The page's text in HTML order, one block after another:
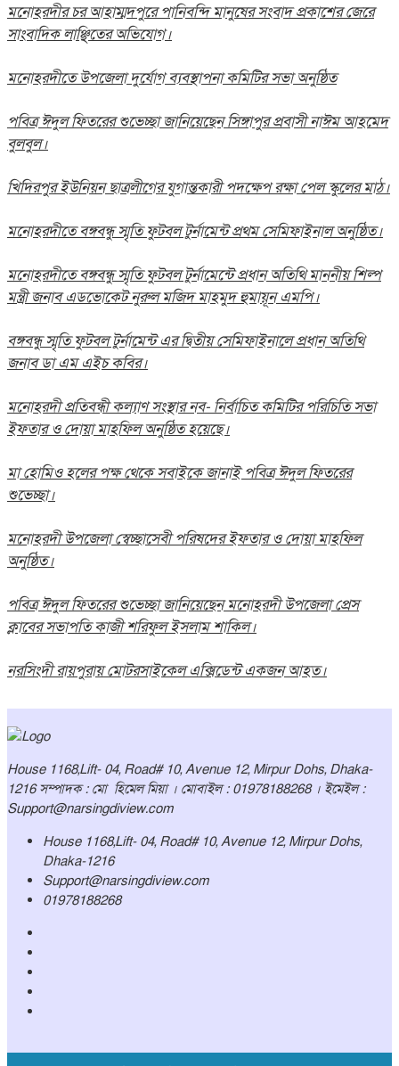
মনোহরদীর চর আহাম্মদপুরে পানিবন্দি মানুষের সংবাদ প্রকাশের জেরে
সাংবাদিক লাঞ্ছিতের অভিযোগ।
মনোহরদীতে উপজেলা দুর্যোগ ব্যবস্থাপনা কমিটির সভা অনুষ্ঠিত
পবিত্র ঈদুল ফিতরের শুভেচ্ছা জানিয়েছেন সিঙ্গাপুর প্রবাসী নাঈম আহমেদ
বুলবুল।
খিদিরপুর ইউনিয়ন ছাত্রলীগের যুগান্তকারী পদক্ষেপ রক্ষা পেল স্কুলের মাঠ।
মনোহরদীতে বঙ্গবন্ধু স্মৃতি ফুটবল টুর্নামেন্ট প্রথম সেমিফাইনাল অনুষ্ঠিত।
মনোহরদীতে বঙ্গবন্ধু স্মৃতি ফুটবল টুর্নামেন্টে প্রধান অতিথি মাননীয় শিল্প
মন্ত্রী জনাব এডভোকেট নুরুল মজিদ মাহমুদ হুমায়ূন এমপি।
বঙ্গবন্ধু স্মৃতি ফুটবল টুর্নামেন্ট এর দ্বিতীয় সেমিফাইনালে প্রধান অতিথি
জনাব ডা এম এইচ কবির।
মনোহরদী প্রতিবন্ধী কল্যাণ সংস্থার নব- নির্বাচিত কমিটির পরিচিতি সভা
ইফতার ও দোয়া মাহফিল অনুষ্ঠিত হয়েছে।
মা হোমিও হলের পক্ষ থেকে সবাইকে জানাই পবিত্র ঈদুল ফিতরের
শুভেচ্ছা।
মনোহরদী উপজেলা স্বেচ্ছাসেবী পরিষদের ইফতার ও দোয়া মাহফিল
অনুষ্ঠিত।
পবিত্র ঈদুল ফিতরের শুভেচ্ছা জানিয়েছেন মনোহরদী উপজেলা প্রেস
ক্লাবের সভাপতি কাজী শরিফুল ইসলাম শাকিল।
নরসিংদী রায়পুরায় মোটরসাইকেল এক্সিডেন্ট একজন আহত।
House 1168,Lift- 04, Road# 10, Avenue 12, Mirpur Dohs, Dhaka-
1216 সম্পাদক : মো হিমেল মিয়া । মোবাইল : 01978188268 । ইমেইল :
Support@narsingdiview.com
House 1168,Lift- 04, Road# 10, Avenue 12, Mirpur Dohs,
Dhaka-1216
Support@narsingdiview.com
01978188268